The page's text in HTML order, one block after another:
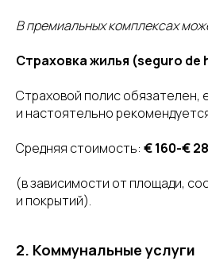
В премиальных комплексах
Страховка жилья (seguro de
Страховой полис обязателен,
и настоятельно
Средняя стоимость: € 160-€
(в зависимости от площади,
и покрытий).
2. Коммунальные услуги